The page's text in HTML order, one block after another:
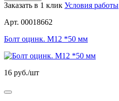
Заказать в 1 клик Условия работы
Арт. 00018662
Болт оцинк. М12 *50 мм
16 руб./шт